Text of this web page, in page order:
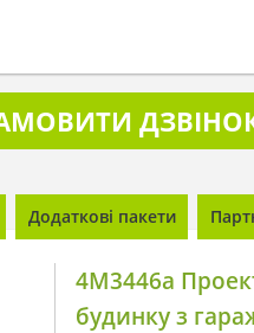
Додаткові пакети
4M3446a
будинку з